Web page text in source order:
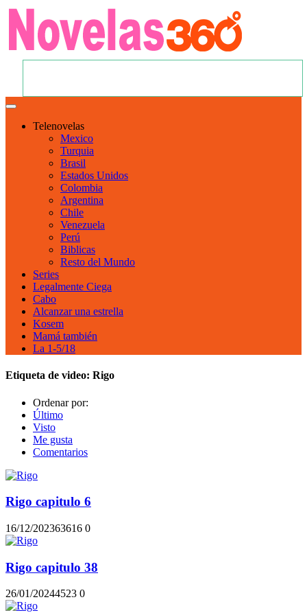
Telenovelas
Mexico
Turquia
Brasil
Estados Unidos
Colombia
Argentina
Chile
Venezuela
Perú
Biblicas
Resto del Mundo
Series
Legalmente Ciega
Cabo
Alcanzar una estrella
Kosem
Mamá también
La 1-5/18
Etiqueta de video: Rigo
Ordenar por:
Último
Visto
Me gusta
Comentarios
Rigo capitulo 6
16/12/202363616 0
Rigo capitulo 38
26/01/20244523 0